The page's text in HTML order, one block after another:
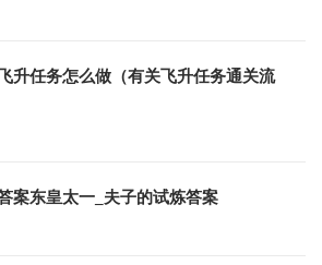
升任务怎么做（有关飞升任务通关流
案东皇太一_夫子的试炼答案